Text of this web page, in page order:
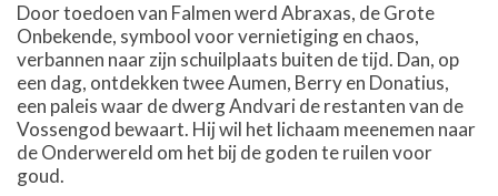
Door toedoen van Falmen werd Abraxas, de Grote
Onbekende, symbool voor vernietiging en chaos,
verbannen naar zijn schuilplaats buiten de tijd. Dan, op
een dag, ontdekken twee Aumen, Berry en Donatius,
een paleis waar de dwerg Andvari de restanten van de
Vossengod bewaart. Hij wil het lichaam meenemen naar
de Onderwereld om het bij de goden te ruilen voor
goud.